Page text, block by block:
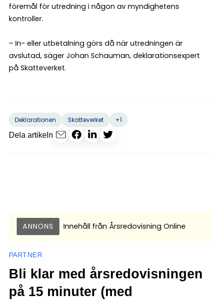
föremål för utredning i någon av myndighetens
kontroller.
– In- eller utbetalning görs då när utredningen är
avslutad, säger Johan Schauman, deklarationsexpert
på Skatteverket.
Deklarationen Skatteverket
+1
Dela artikeln
ANNONS Innehåll från Årsredovisning Online
PARTNER
Bli klar med årsredovisningen
på 15 minuter (med